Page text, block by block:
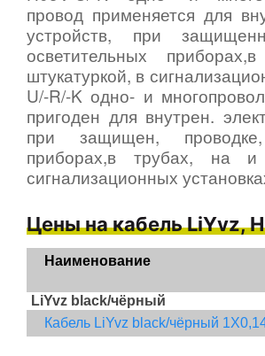
провод применяется для
устройств, при
осветительных
штукатуркой, в
U/-R/-K одно- и
пригоден для внутрен.
при защищен,
приборах,в трубах, на
сигнализационных
Цены на кабель LiYvz,
Наименование
LiYvz black/чёрный
Кабель LiYvz black/чёрный